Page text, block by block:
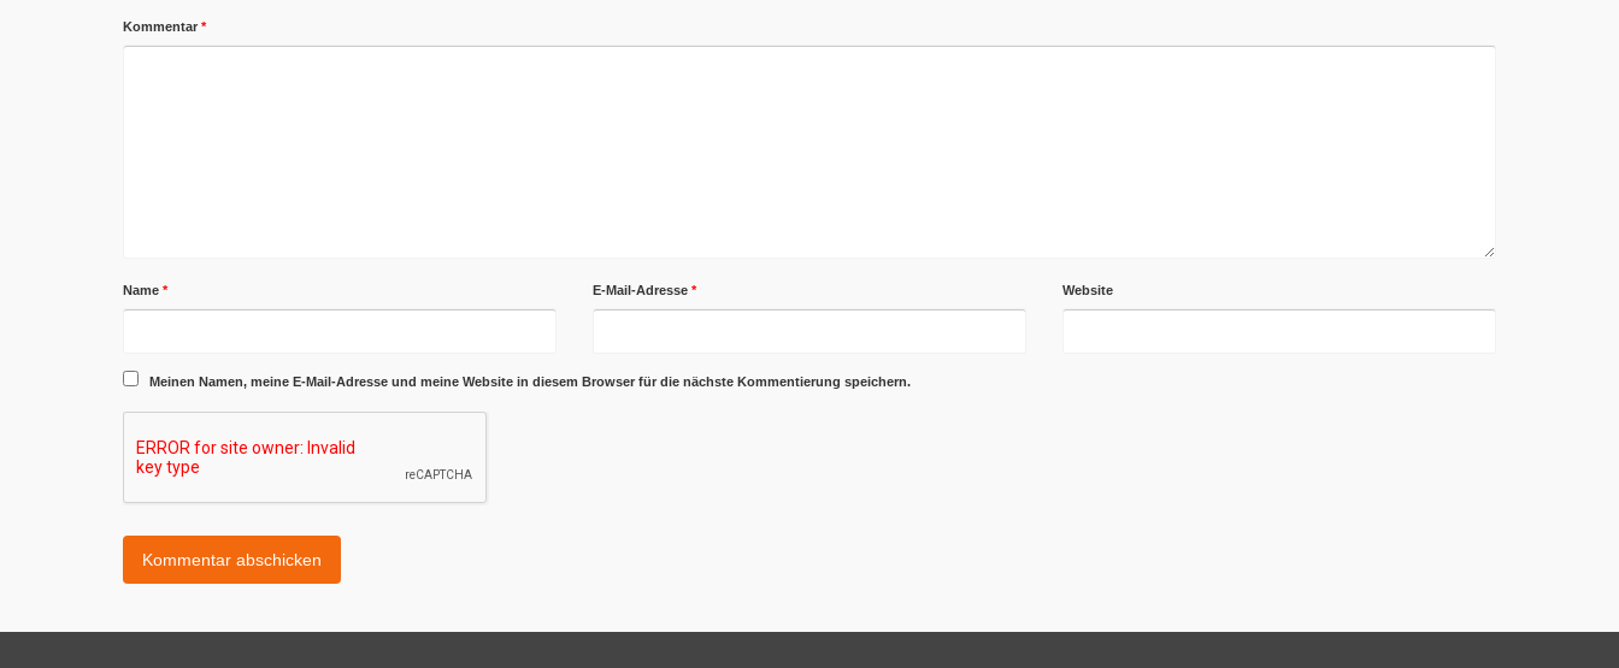
Kommentar *
Name * E-Mail-Adresse * Website
Meinen Namen, meine E-Mail-Adresse und meine Website in diesem Browser für die nächste Kommentierung speichern.